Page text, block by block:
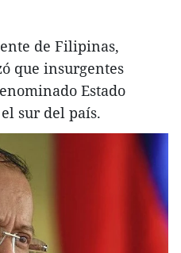
de Filipinas,
que insurgentes
Estado
sur del país.